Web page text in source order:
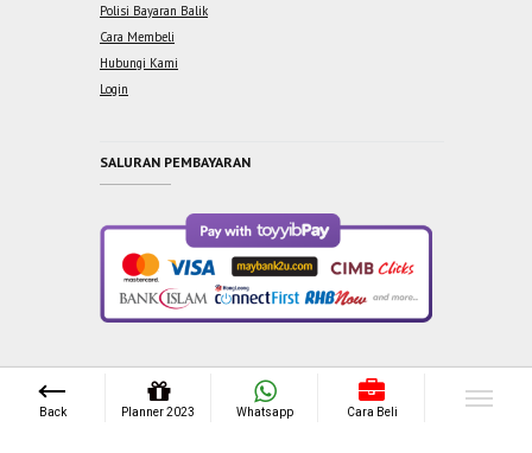
Polisi Bayaran Balik
Cara Membeli
Hubungi Kami
Login
SALURAN PEMBAYARAN
Copyright © 2021 One Syabab Sdn Bhd